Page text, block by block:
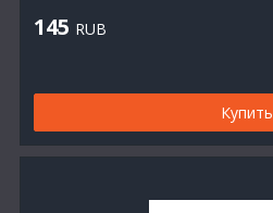
145 RUB
Купить